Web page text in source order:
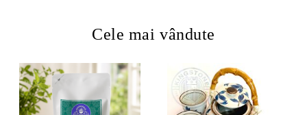
Cele mai vândute